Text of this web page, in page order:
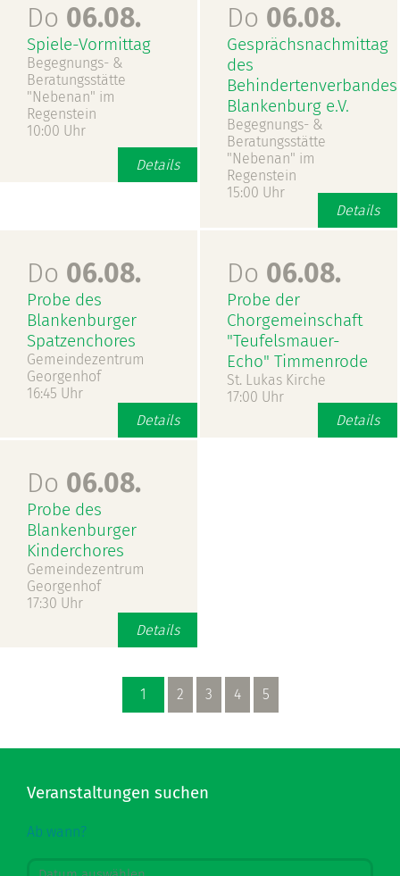
Do 06.08.
Spiele-Vormittag
Begegnungs- &
Beratungsstätte
"Nebenan" im
Regenstein
10:00 Uhr
Details
Do 06.08.
Gesprächsnachmittag
des
Behindertenverbandes
Blankenburg e.V.
Begegnungs- &
Beratungsstätte
"Nebenan" im
Regenstein
15:00 Uhr
Details
Do 06.08.
Probe des
Blankenburger
Spatzenchores
Gemeindezentrum
Georgenhof
16:45 Uhr
Details
Do 06.08.
Probe der
Chorgemeinschaft
"Teufelsmauer-
Echo" Timmenrode
St. Lukas Kirche
17:00 Uhr
Details
Do 06.08.
Probe des
Blankenburger
Kinderchores
Gemeindezentrum
Georgenhof
17:30 Uhr
Details
1 2 3 4 5
Veranstaltungen suchen
Ab wann?